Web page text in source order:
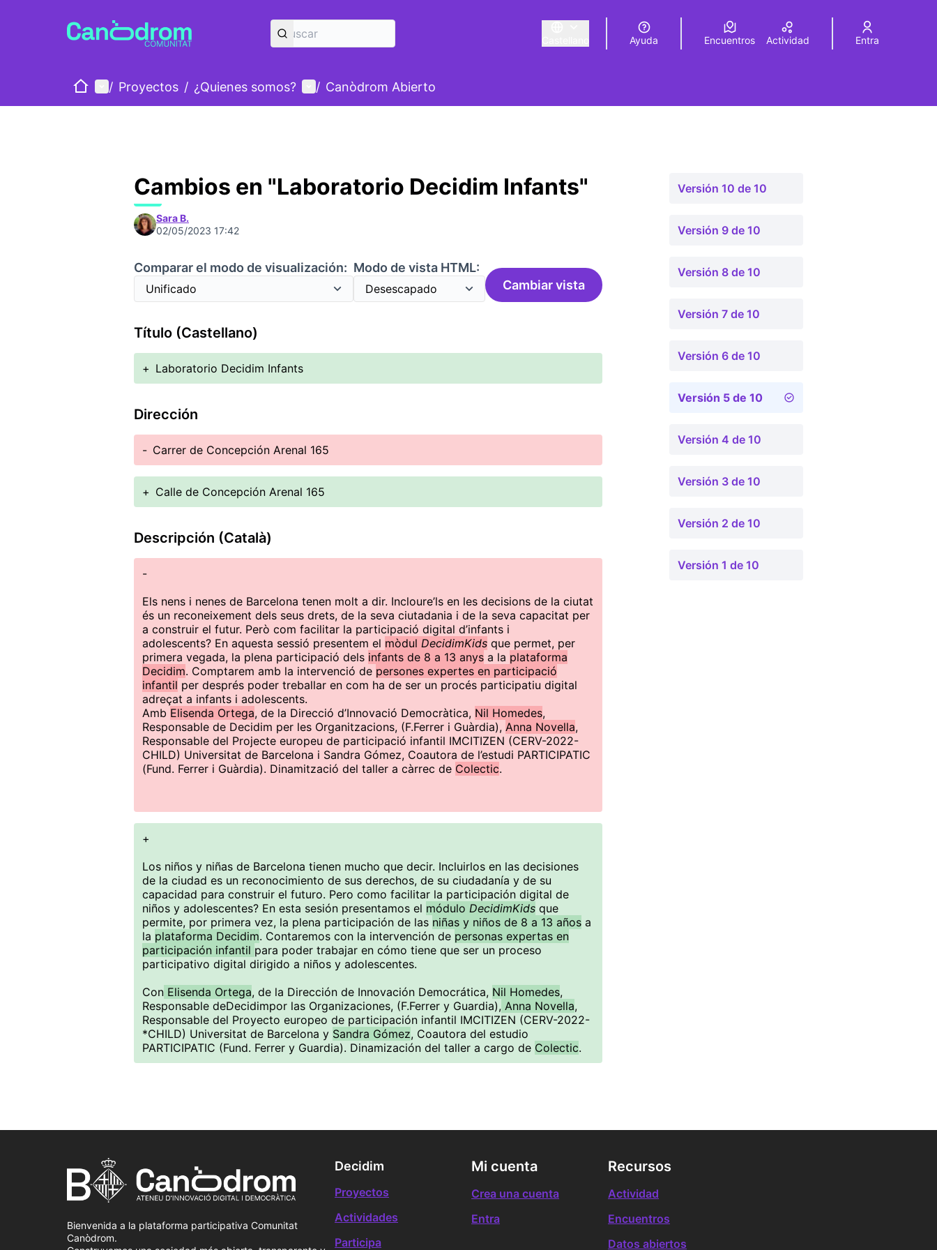
Triar la llengua Elegir el idioma Choose language
Ayuda Encuentros Actividad Entra
InicioMenú principal
/ Proyectos / ¿Quienes somos? Menú de usuario
/ Canòdrom Abierto
Cambios en "Laboratorio Decidim Infants"
Sara B.
02/05/2023 17:42
Comparar el modo de visualización: Modo de vista HTML:
Cambiar vista
Título (Castellano)
+ Laboratorio Decidim Infants
Dirección
- Carrer de Concepción Arenal 165
+ Calle de Concepción Arenal 165
Descripción (Català)
-
Els nens i nenes de Barcelona tenen molt a dir. Incloure’ls en les decisions de la ciutat
és un reconeixement dels seus drets, de la seva ciutadania i de la seva capacitat per
a construir el futur. Però com facilitar la participació digital d’infants i
adolescents? En aquesta sessió presentem el mòdul DecidimKids que permet, per
primera vegada, la plena participació dels infants de 8 a 13 anys a la plataforma
Decidim. Comptarem amb la intervenció de persones expertes en participació
infantil per després poder treballar en com ha de ser un procés participatiu digital
adreçat a infants i adolescents.
Amb Elisenda Ortega, de la Direcció d’Innovació Democràtica, Nil Homedes,
Responsable de Decidim per les Organitzacions, (F.Ferrer i Guàrdia), Anna Novella,
Responsable del Projecte europeu de participació infantil IMCITIZEN (CERV-2022-
CHILD) Universitat de Barcelona i Sandra Gómez, Coautora de l’estudi PARTICIPATIC
(Fund. Ferrer i Guàrdia). Dinamització del taller a càrrec de Colectic.
+
Los niños y niñas de Barcelona tienen mucho que decir. Incluirlos en las decisiones
de la ciudad es un reconocimiento de sus derechos, de su ciudadanía y de su
capacidad para construir el futuro. Pero como facilitar la participación digital de
niños y adolescentes? En esta sesión presentamos el módulo DecidimKids que
permite, por primera vez, la plena participación de las niñas y niños de 8 a 13 años a
la plataforma Decidim. Contaremos con la intervención de personas expertas en
participación infantil para poder trabajar en cómo tiene que ser un proceso
participativo digital dirigido a niños y adolescentes.
Con Elisenda Ortega, de la Dirección de Innovación Democrática, Nil Homedes,
Responsable deDecidimpor las Organizaciones, (F.Ferrer y Guardia), Anna Novella,
Responsable del Proyecto europeo de participación infantil IMCITIZEN (CERV-2022-
*CHILD) Universitat de Barcelona y Sandra Gómez, Coautora del estudio
PARTICIPATIC (Fund. Ferrer y Guardia). Dinamización del taller a cargo de Colectic.
Versión 10 de 10
Versión 9 de 10
Versión 8 de 10
Versión 7 de 10
Versión 6 de 10
Versión 5 de 10
Versión 4 de 10
Versión 3 de 10
Versión 2 de 10
Versión 1 de 10
Bienvenida a la plataforma participativa Comunitat
Canòdrom.
Decidim
Proyectos
Actividades
Participa
Mi cuenta
Crea una cuenta
Entra
Recursos
Actividad
Encuentros
Datos abiertos